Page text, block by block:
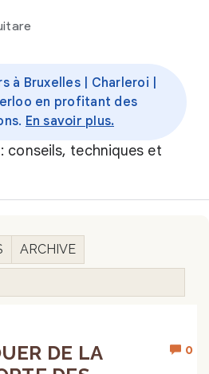
à Bruxelles | Charleroi |
en profitant des
En savoir plus.
conseils, techniques et
ARCHIVE
0
DE LA